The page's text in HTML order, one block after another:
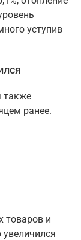
уступив
также
ранее.
товаров и